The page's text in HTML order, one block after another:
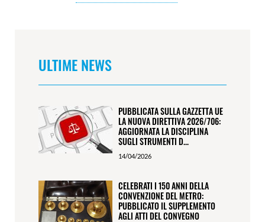
ULTIME NEWS
PUBBLICATA SULLA GAZZETTA UE
LA NUOVA DIRETTIVA 2026/706:
AGGIORNATA LA DISCIPLINA
SUGLI STRUMENTI D...
14/04/2026
CELEBRATI I 150 ANNI DELLA
CONVENZIONE DEL METRO:
PUBBLICATO IL SUPPLEMENTO
AGLI ATTI DEL CONVEGNO